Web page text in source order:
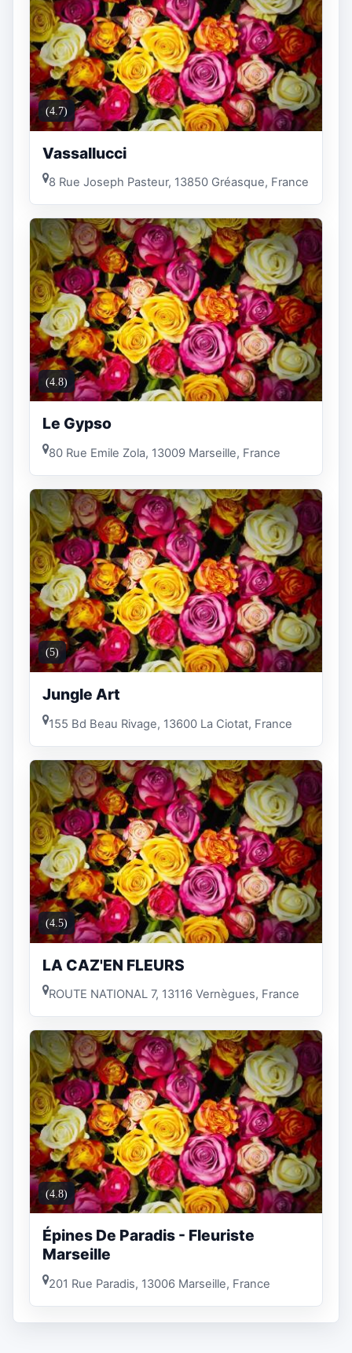
(4.7)
Vassallucci
8 Rue Joseph Pasteur, 13850 Gréasque, France
(4.8)
Le Gypso
80 Rue Emile Zola, 13009 Marseille, France
(5)
Jungle Art
155 Bd Beau Rivage, 13600 La Ciotat, France
(4.5)
LA CAZ'EN FLEURS
ROUTE NATIONAL 7, 13116 Vernègues, France
(4.8)
Épines De Paradis - Fleuriste
Marseille
201 Rue Paradis, 13006 Marseille, France